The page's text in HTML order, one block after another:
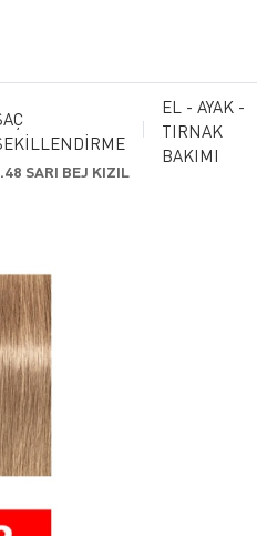
EL - AYAK -
TIRNAK
BAKIMI
SARI BEJ KIZIL